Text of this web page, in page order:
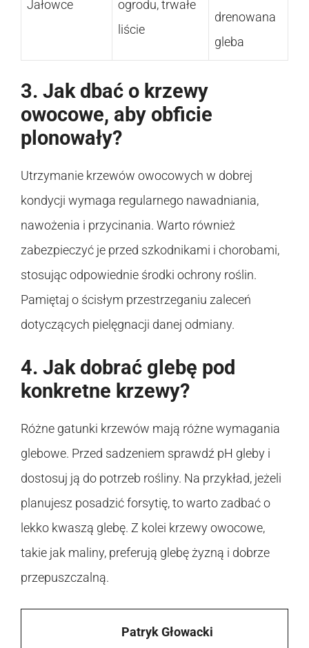
Jałowce
ogrodu, trwałe
liście
drenowana
gleba
3. Jak dbać o krzewy
owocowe, aby obficie
plonowały?
Utrzymanie krzewów owocowych w dobrej
kondycji wymaga regularnego nawadniania,
nawożenia i przycinania. Warto również
zabezpieczyć je przed szkodnikami i chorobami,
stosując odpowiednie środki ochrony roślin.
Pamiętaj o ścisłym przestrzeganiu zaleceń
dotyczących pielęgnacji danej odmiany.
4. Jak dobrać glebę pod
konkretne krzewy?
Różne gatunki krzewów mają różne wymagania
glebowe. Przed sadzeniem sprawdź pH gleby i
dostosuj ją do potrzeb rośliny. Na przykład, jeżeli
planujesz posadzić forsytię, to warto zadbać o
lekko kwaszą glebę. Z kolei krzewy owocowe,
takie jak maliny, preferują glebę żyzną i dobrze
przepuszczalną.
Patryk Głowacki